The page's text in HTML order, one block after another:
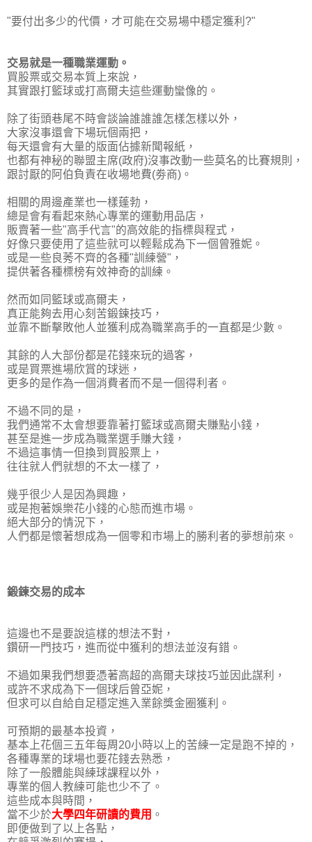
"要付出多少的代價，才可能在交易場中穩定獲利?"
交易就是一種職業運動。
買股票或交易本質上來說，
其實跟打籃球或打高爾夫這些運動蠻像的。
除了街頭巷尾不時會談論誰誰誰怎樣怎樣以外，
大家沒事還會下場玩個兩把，
每天還會有大量的版面佔據新聞報紙，
也都有神秘的聯盟主席(政府)沒事改動一些莫名的比賽規則，
跟討厭的阿伯負責在收場地費(劵商)。
相關的周邊產業也一樣蓬勃，
總是會有看起來熱心專業的運動用品店，
販賣著一些"高手代言"的高效能的指標與程式，
好像只要使用了這些就可以輕鬆成為下一個曾雅妮。
或是一些良莠不齊的各種"訓練營"，
提供著各種標榜有效神奇的訓練。
然而如同籃球或高爾夫，
真正能夠去用心刻苦鍛鍊技巧，
並靠不斷擊敗他人並獲利成為職業高手的一直都是少數。
其餘的人大部份都是花錢來玩的過客，
或是買票進場欣賞的球迷，
更多的是作為一個消費者而不是一個得利者。
不過不同的是，
我們通常不太會想要靠著打籃球或高爾夫賺點小錢，
甚至是進一步成為職業選手賺大錢，
不過這事情一但換到買股票上，
往往就人們就想的不太一樣了，
幾乎很少人是因為興趣，
或是抱著娛樂花小錢的心態而進市場。
絕大部分的情況下，
人們都是懷著想成為一個零和市場上的勝利者的夢想前來。
鍛鍊交易的成本
這邊也不是要說這樣的想法不對，
鑽研一門技巧，進而從中獲利的想法並沒有錯。
不過如果我們想要憑著高超的高爾夫球技巧並因此謀利，
或許不求成為下一個球后曾亞妮，
但求可以自給自足穩定進入業餘獎金圈獲利。
可預期的最基本投資，
基本上花個三五年每周20小時以上的苦練一定是跑不掉的，
各種專業的球場也要花錢去熟悉，
除了一般體能與練球課程以外，
專業的個人教練可能也少不了。
這些成本與時間，
當不少於大學四年研讀的費用 。
即便做到了以上各點，